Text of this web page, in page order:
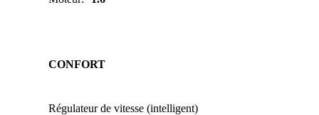
CONFORT
Régulateur de vitesse (intelligent)